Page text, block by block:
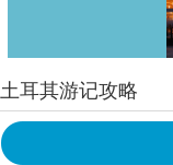
土耳其游记攻略